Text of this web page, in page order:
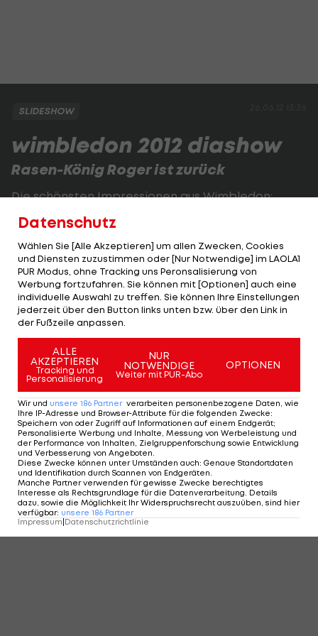
SLIDESHOW
wimbledon 2012 diashow
Rasen-König Roger ist zurück
Die schönsten Impressionen aus Wimbledon:
KOMMENTARE
Datenschutz
Wählen Sie [Alle Akzeptieren] um allen Zwecken, Cookies
und Diensten zuzustimmen oder [Nur Notwendige] im LAOLA1
PUR Modus, ohne Tracking uns Peronsalisierung von
Werbung fortzufahren. Sie können mit [Optionen] auch eine
individuelle Auswahl zu treffen. Sie können Ihre Einstellungen
jederzeit über den Button links unten bzw. über den Link in
der Fußzeile anpassen.
ALLE
AKZEPTIEREN
Tracking und
Personalisierung
NUR
NOTWENDIGE
Weiter mit PUR-Abo
OPTIONEN
Wir und unsere 186 Partner verarbeiten personenbezogene Daten, wie
Ihre IP-Adresse und Browser-Attribute für die folgenden Zwecke:
Speichern von oder Zugriff auf Informationen auf einem Endgerät;
Personalisierte Werbung und Inhalte, Messung von Werbeleistung und
der Performance von Inhalten, Zielgruppenforschung sowie Entwicklung
und Verbesserung von Angeboten.
Diese Zwecke können unter Umständen auch: Genaue Standortdaten
und Identifikation durch Scannen von Endgeräten.
Manche Partner verwenden für gewisse Zwecke berechtigtes
Interesse als Rechtsgrundlage für die Datenverarbeitung. Details
dazu, sowie die Möglichkeit Ihr Widerspruchsrecht auszuüben, sind hier
verfügbar: unsere 186 Partner
Impressum Datenschutzrichtlinie